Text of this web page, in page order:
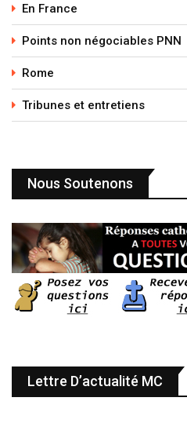
En France
Points non négociables PNN
Rome
Tribunes et entretiens
Nous Soutenons
Lettre D’actualité MC